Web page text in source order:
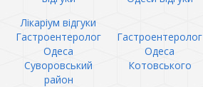
Лікаріум відгуки
Гастроентеролог
Одеса
Суворовський
район
Гастроентеролог
Одеса
Котовського